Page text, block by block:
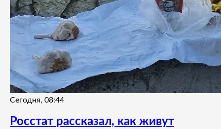
Сегодня, 08:44
Росстат рассказал, как живут